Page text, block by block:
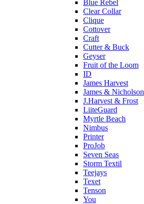
Blue Rebel
Clear Collar
Clique
Cottover
Craft
Cutter & Buck
Geyser
Fruit of the Loom
ID
James Harvest
James & Nicholson
J.Harvest & Frost
LiiteGuard
Myrtle Beach
Nimbus
Printer
ProJob
Seven Seas
Storm Textil
Teejays
Texet
Tenson
You